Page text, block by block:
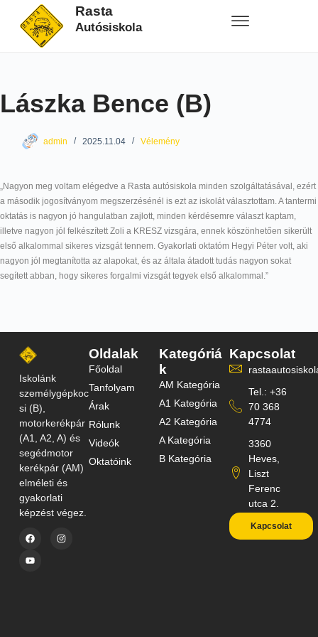
Rasta
Autósiskola
Lászka Bence (B)
admin 2025.11.04 Vélemény
„Nagyon meg voltam elégedve a Rasta autósiskola minden szolgáltatásával, ezért
a második jogosítványom megszerzésénél is ezt az iskolát választottam. A tantermi
oktatás is nagyon jó hangulatban zajlott, minden kérdésemre választ kaptam,
illetve nagyon jól felkészített Zoli a KRESZ vizsgára, ennek köszönhetően sikerült
első alkalommal sikeres vizsgát tennem. Gyakorlati oktatóm Hegyi Péter volt, aki
nagyon jól megtanította az alapokat, és az általa átadott tudás nagyon sokat
segített abban, hogy sikeres forgalmi vizsgát tegyek első alkalommal.”
Iskolánk
személygépkoc
si (B),
motorkerékpár
(A1, A2, A) és
segédmotor
kerékpár (AM)
elméleti és
gyakorlati
képzést végez.
Oldalak
Főoldal
Tanfolyam
Árak
Rólunk
Videók
Oktatóink
Kategóriá
k
AM Kategória
A1 Kategória
A2 Kategória
A Kategória
B Kategória
Kapcsolat
Tel.: +36
70 368
4774
3360
Heves,
Liszt
Ferenc
utca 2.
Kapcsolat